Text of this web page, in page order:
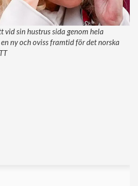
vid sin hustrus sida genom hela
ny och oviss framtid för det norska